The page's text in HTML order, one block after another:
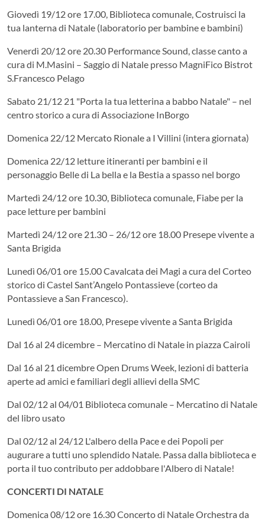
Giovedì 19/12 ore 17.00, Biblioteca comunale, Costruisci la
tua lanterna di Natale (laboratorio per bambine e bambini)
Venerdì 20/12 ore 20.30 Performance Sound, classe canto a
cura di M.Masini – Saggio di Natale presso MagniFico Bistrot
S.Francesco Pelago
Sabato 21/12 21 "Porta la tua letterina a babbo Natale" – nel
centro storico a cura di Associazione InBorgo
Domenica 22/12 Mercato Rionale a I Villini (intera giornata)
Domenica 22/12 letture itineranti per bambini e il
personaggio Belle di La bella e la Bestia a spasso nel borgo
Martedì 24/12 ore 10.30, Biblioteca comunale, Fiabe per la
pace letture per bambini
Martedì 24/12 ore 21.30 – 26/12 ore 18.00 Presepe vivente a
Santa Brigida
Lunedì 06/01 ore 15.00 Cavalcata dei Magi a cura del Corteo
storico di Castel Sant’Angelo Pontassieve (corteo da
Pontassieve a San Francesco).
Lunedì 06/01 ore 18.00, Presepe vivente a Santa Brigida
Dal 16 al 24 dicembre – Mercatino di Natale in piazza Cairoli
Dal 16 al 21 dicembre Open Drums Week, lezioni di batteria
aperte ad amici e familiari degli allievi della SMC
Dal 02/12 al 04/01 Biblioteca comunale – Mercatino di Natale
del libro usato
Dal 02/12 al 24/12 L'albero della Pace e dei Popoli per
augurare a tutti uno splendido Natale. Passa dalla biblioteca e
porta il tuo contributo per addobbare l'Albero di Natale!
CONCERTI DI NATALE
Domenica 08/12 ore 16.30 Concerto di Natale Orchestra da